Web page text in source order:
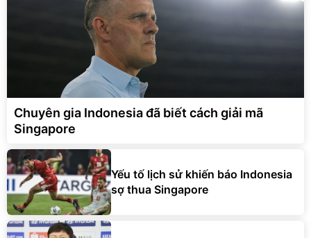
Chuyên gia Indonesia đã biết cách giải mã
Singapore
Yếu tố lịch sử khiến báo Indonesia
sợ thua Singapore